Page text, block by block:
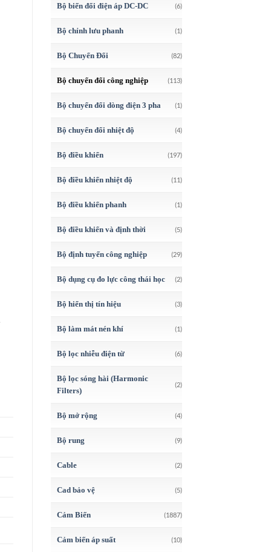
Bộ biến đổi điện áp DC-DC (6)
Bộ chỉnh lưu phanh (1)
Bộ Chuyển Đổi (82)
Bộ chuyển đổi công nghiệp (113)
Bộ chuyển đổi dòng điện 3 pha (1)
Bộ chuyển đổi nhiệt độ (4)
Bộ điều khiển (197)
Bộ điều khiển nhiệt độ (11)
Bộ điều khiển phanh (1)
Bộ điều khiển và định thời (5)
Bộ định tuyến công nghiệp (29)
Bộ dụng cụ đo lực công thái học (2)
Bộ hiển thị tín hiệu (3)
Bộ làm mát nén khí (1)
Bộ lọc nhiễu điện từ (6)
Bộ lọc sóng hài (Harmonic
Filters)
(2)
Bộ mở rộng (4)
Bộ rung (9)
Cable (2)
Cad bảo vệ (5)
Cảm Biến (1887)
Cảm biến áp suất (10)